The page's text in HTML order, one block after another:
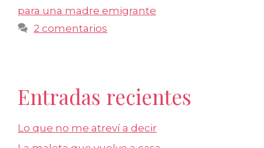
para una madre emigrante
2 comentarios
Entradas recientes
Lo que no me atreví a decir